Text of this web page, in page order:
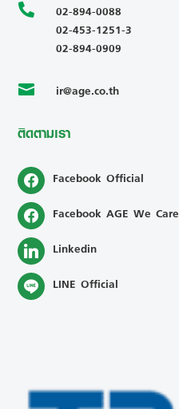

02-894-0088
02-453-1251-3
02-894-0909
 ir@age.co.th
ติดตามเรา
Facebook Official
Facebook AGE We Care
Linkedin
LINE Official